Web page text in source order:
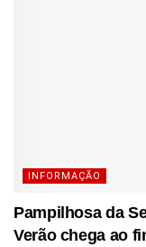
INFORMAÇÃO
Pampilhosa da
Verão chega ao